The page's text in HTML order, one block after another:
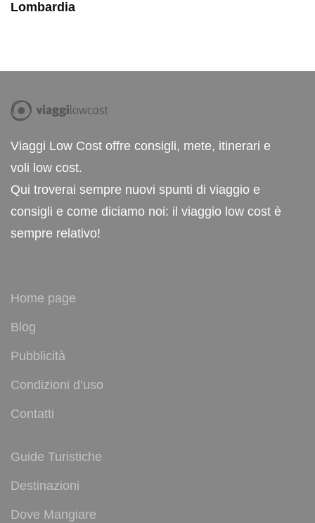
Lombardia
Viaggi Low Cost offre consigli, mete, itinerari e
voli low cost.
Qui troverai sempre nuovi spunti di viaggio e
consigli e come diciamo noi: il viaggio low cost è
sempre relativo!
Home page
Blog
Pubblicità
Condizioni d’uso
Contatti
Guide Turistiche
Destinazioni
Dove Mangiare